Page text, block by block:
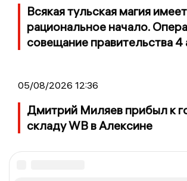
Всякая тульская магия имеет
рациональное начало.
совещание правительства 4
05/08/2026 12:36
Дмитрий Миляев прибыл к
складу WB в Алексине